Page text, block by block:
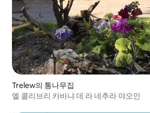
Trelew의 통나무집
엘 콜리브리 카바냐 데 라 네추라 야오인